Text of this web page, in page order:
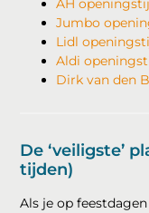
AH
Jumbo
Lidl
Aldi
Dirk van den
De ‘veiligste’
tijden)
Als je op